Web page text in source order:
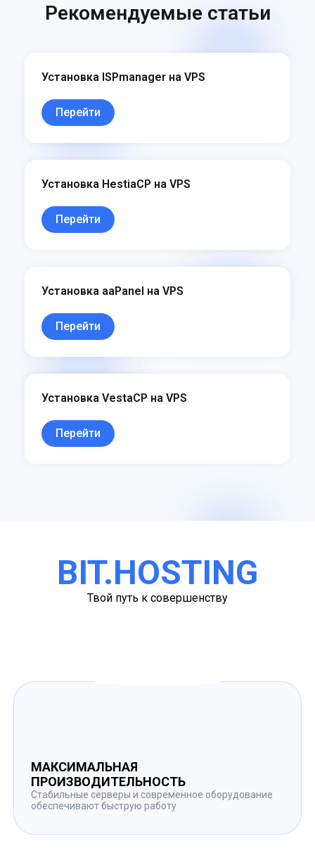
Рекомендуемые статьи
Установка ISPmanager на VPS
Перейти
Установка HestiaCP на VPS
Перейти
Установка aaPanel на VPS
Перейти
Установка VestaCP на VPS
Перейти
BIT.HOSTING
Твой путь к совершенству
МАКСИМАЛЬНАЯ
ПРОИЗВОДИТЕЛЬНОСТЬ
Стабильные серверы и современное оборудование
обеспечивают быструю работу